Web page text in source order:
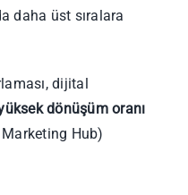
daha üst sıralara
dijital
dönüşüm oranı
Hub)